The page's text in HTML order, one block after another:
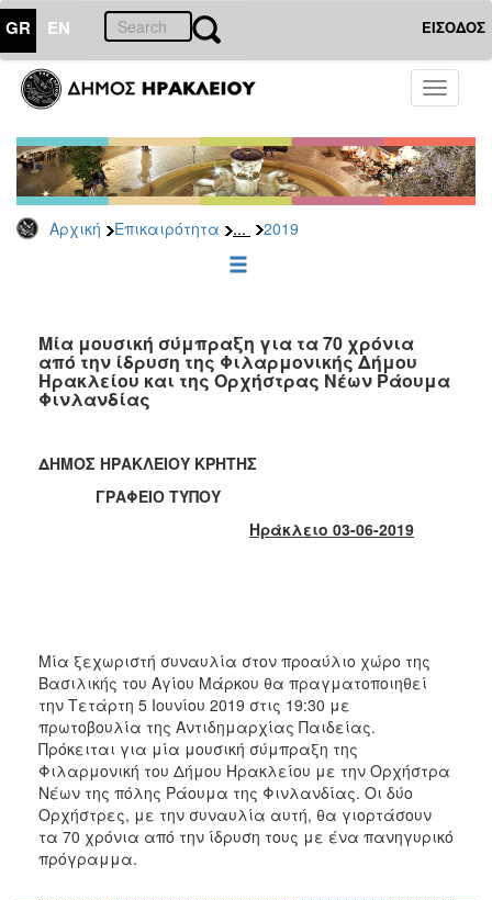
GR EN ΕΙΣΟΔΟΣ
Toggle
Αρχική Επικαιρότητα ... 2019
ΕΠΙΚΑΙΡΟΤΗΤΑ
Τύπου
Αρχείο
2026
2025
2022
2021
2020
2018
2017
2011
2010
2006
ΔΗΜΟΤΗΣ
Μία μουσική σύμπραξη για τα 70 χρόνια
από την ίδρυση της Φιλαρμονικής Δήμου
Ηρακλείου και της Ορχήστρας Νέων Ράουμα
Φινλανδίας
ΔΗΜΟΣ ΗΡΑΚΛΕΙΟΥ ΚΡΗΤΗΣ
ΓΡΑΦΕΙΟ ΤΥΠΟΥ
Ηράκλειο 03-06-2019
Μία ξεχωριστή συναυλία στον προαύλιο χώρο της
Βασιλικής του Αγίου Μάρκου θα πραγματοποιηθεί
την Τετάρτη 5 Ιουνίου 2019 στις 19:30 με
πρωτοβουλία της Αντιδημαρχίας Παιδείας.
Πρόκειται για μία μουσική σύμπραξη της
Φιλαρμονική του Δήμου Ηρακλείου με την Ορχήστρα
Νέων της πόλης Ράουμα της Φινλανδίας. Οι δύο
Ορχήστρες, με την συναυλία αυτή, θα γιορτάσουν
τα 70 χρόνια από την ίδρυση τους με ένα πανηγυρικό
πρόγραμμα.